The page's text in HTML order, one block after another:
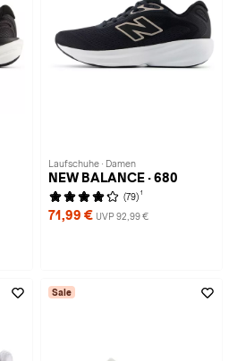
Laufschuhe · Damen
NEW BALANCE · 680
(79) 1
71,99 € UVP 92,99 €
Sale